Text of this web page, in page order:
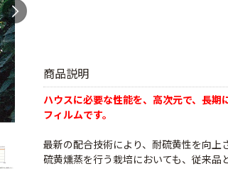
商品説明
ハウスに必要な性能を、高次元で、長
フィルムです。
最新の配合技術により、耐硫黄性を向上
硫黄燻蒸を行う栽培においても、従来品